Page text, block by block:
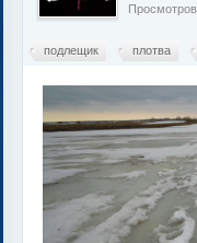
Просмотров
подлещик плотва